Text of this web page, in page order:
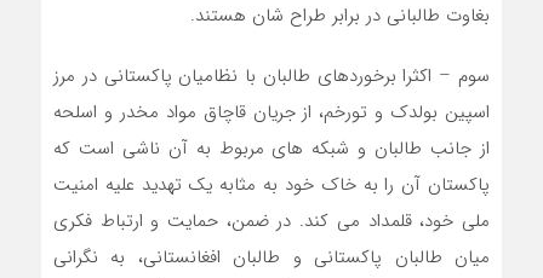
بغاوت طالبانی در برابر طراح شان هستند.
سوم – اکثرا برخوردهای طالبان با نظامیان پاکستانی در مرز
اسپین بولدک و تورخم، از جریان قاچاق مواد مخدر و اسلحه
از جانب طالبان و شبکه های مربوط به آن ناشی است که
پاکستان آن را به خاک خود به مثابه یک تهدید علیه امنیت
ملی خود، قلمداد می کند. در ضمن، حمایت و ارتباط فکری
میان طالبان پاکستانی و طالبان افغانستانی، به نگرانی